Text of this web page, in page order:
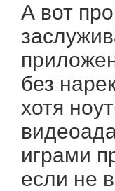
А вот
без
хотя
играми
если не